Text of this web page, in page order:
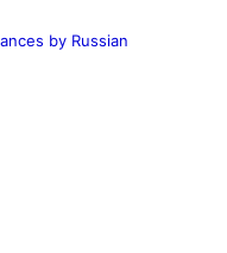
by Russian